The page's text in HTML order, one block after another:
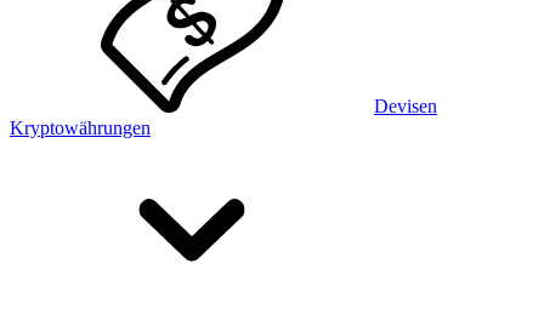
Devisen
Kryptowährungen